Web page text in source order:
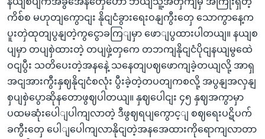
ကိစ်စ မဟုတျကွောငျး နိုငျငံခွားရေးဝနျကွီးတှေ သောကွာနေ့က
ပူးတှဲထုတျပွနျတဲ့ကွငွောခကြျမှာ ဖောျပွထားပါတယျ။ နယျစ
ပျမှာ တပျစှဲထားတဲ့ တပျဖှဲ့တှကေ တဘကျနိုငျငံပိုငျနယျမွထေဲ
ဝငျပွီး သတိပေးတဲ့အနနေဲ့ သနေတျပဈဖောကျခဲ့တယျလို့ အာရှ
အငျအားကွီးနှဈနိုငျငံစလုံး ပွီးခဲ့တဲ့တပတျကစလို့ အပွနျအလှနျ
စှပျစှဲပွောဆိုနတောဖွဈပါတယျ။ နှဈပေါငျး ၄၅ နှဈအကွာမှာ
ပထမဆုံးပေါျပါကျလာတဲ့ ဒီဖွဈရပျကွောင့ျ စဈရေးပဋိပက်
ခကွီးတှေ ပေါျပေါကျလာနိုငျတဲ့အနအေထားကိုရောကျလာတာ